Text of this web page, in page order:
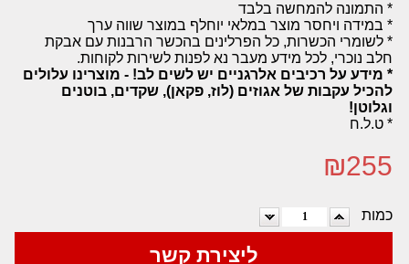
* התמונה להמחשה בלבד
* במידה ויחסר מוצר במלאי יוחלף במוצר שווה ערך
* לשומרי הכשרות, כל הפרלינים בהכשר הרבנות עם אבקת
חלב נוכרי, לכל מידע מעבר נא לפנות לשירות לקוחות.
* מידע על רכיבים אלרגניים יש לשים לב! - מוצרינו עלולים
להכיל עקבות של אגוזים (לוז, פקאן), שקדים, בוטנים
וגלוטן!
* ט.ל.ח
₪255
כמות
ליצירת קשר